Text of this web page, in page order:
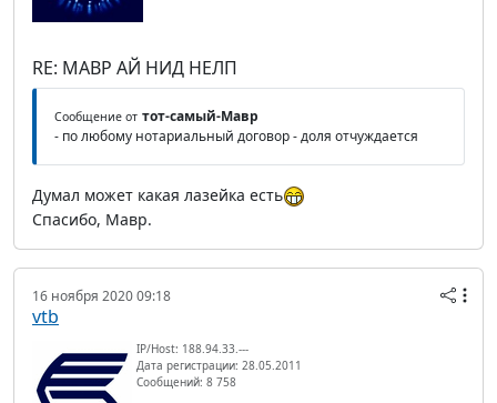
RE: МАВР АЙ НИД НЕЛП
Сообщение от тот-самый-Мавр
- по любому нотариальный договор - доля отчуждается
Думал может какая лазейка есть
Спасибо, Мавр.
16 ноября 2020 09:18
vtb
IP/Host: 188.94.33.---
Дата регистрации: 28.05.2011
Сообщений: 8 758